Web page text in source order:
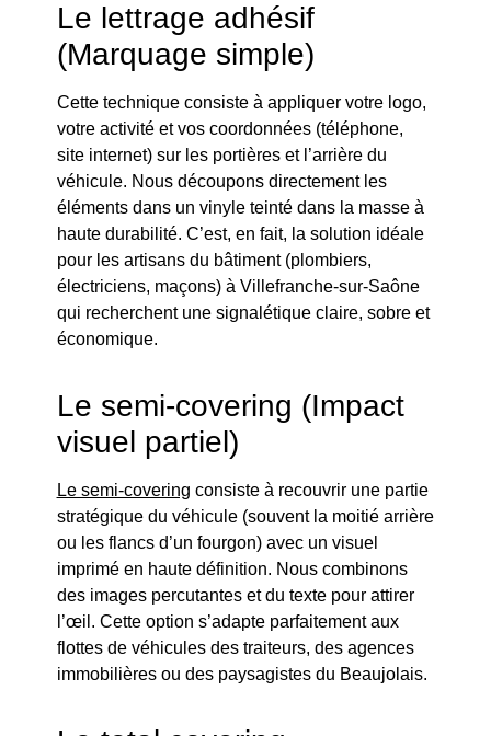
Le lettrage adhésif
(Marquage simple)
Cette technique consiste à appliquer votre logo,
votre activité et vos coordonnées (téléphone,
site internet) sur les portières et l’arrière du
véhicule. Nous découpons directement les
éléments dans un vinyle teinté dans la masse à
haute durabilité. C’est, en fait, la solution idéale
pour les artisans du bâtiment (plombiers,
électriciens, maçons) à Villefranche-sur-Saône
qui recherchent une signalétique claire, sobre et
économique.
Le semi-covering (Impact
visuel partiel)
Le semi-covering consiste à recouvrir une partie
stratégique du véhicule (souvent la moitié arrière
ou les flancs d’un fourgon) avec un visuel
imprimé en haute définition. Nous combinons
des images percutantes et du texte pour attirer
l’œil. Cette option s’adapte parfaitement aux
flottes de véhicules des traiteurs, des agences
immobilières ou des paysagistes du Beaujolais.